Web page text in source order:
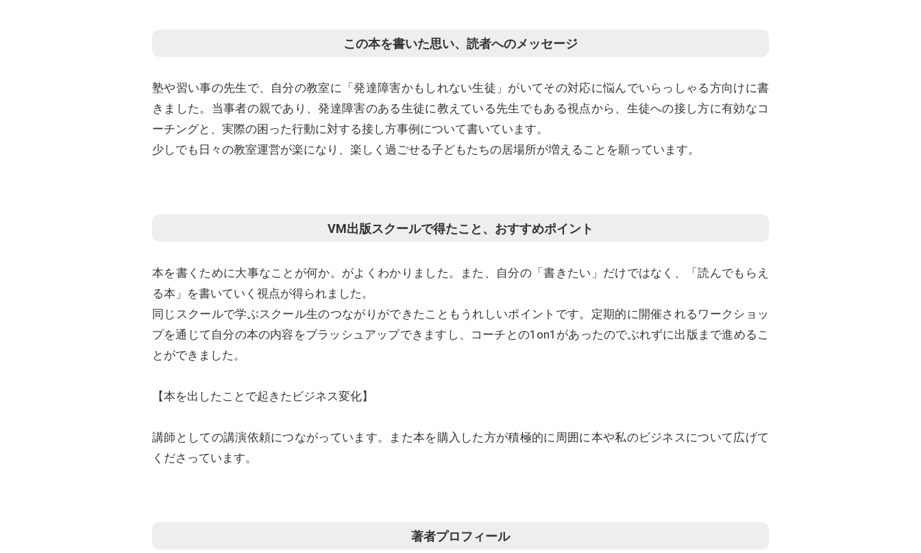
この本を書いた思い、読者へのメッセージ
塾や習い事の先生で、自分の教室に「発達障害かもしれない生徒」がいてその対応に悩んでいらっしゃる方向けに書
きました。当事者の親であり、発達障害のある生徒に教えている先生でもある視点から、生徒への接し方に有効なコ
ーチングと、実際の困った行動に対する接し方事例について書いています。
少しでも日々の教室運営が楽になり、楽しく過ごせる子どもたちの居場所が増えることを願っています。
VM出版スクールで得たこと、おすすめポイント
本を書くために大事なことが何か。がよくわかりました。また、自分の「書きたい」だけではなく、「読んでもらえ
る本」を書いていく視点が得られました。
同じスクールで学ぶスクール生のつながりができたこともうれしいポイントです。定期的に開催されるワークショッ
プを通じて自分の本の内容をブラッシュアップできますし、コーチとの1on1があったのでぶれずに出版まで進めるこ
とができました。
【本を出したことで起きたビジネス変化】
講師としての講演依頼につながっています。また本を購入した方が積極的に周囲に本や私のビジネスについて広げて
くださっています。
著者プロフィール